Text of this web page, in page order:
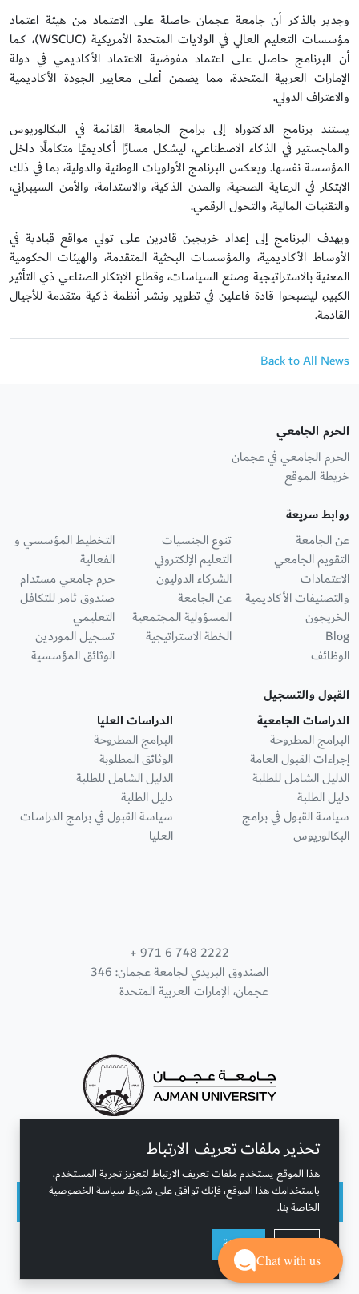
وجدير بالذكر أن جامعة عجمان حاصلة على الاعتماد من هيئة اعتماد
مؤسسات التعليم العالي في الولايات المتحدة الأمريكية (WSCUC)، كما
أن البرنامج حاصل على اعتماد مفوضية الاعتماد الأكاديمي في دولة
الإمارات العربية المتحدة، مما يضمن أعلى معايير الجودة الأكاديمية
والاعتراف الدولي.
يستند برنامج الدكتوراه إلى برامج الجامعة القائمة في البكالوريوس
والماجستير في الذكاء الاصطناعي، ليشكل مسارًا أكاديميًا متكاملًا داخل
المؤسسة نفسها. ويعكس البرنامج الأولويات الوطنية والدولية، بما في ذلك
الابتكار في الرعاية الصحية، والمدن الذكية، والاستدامة، والأمن السيبراني،
والتقنيات المالية، والتحول الرقمي.
ويهدف البرنامج إلى إعداد خريجين قادرين على تولي مواقع قيادية في
الأوساط الأكاديمية، والمؤسسات البحثية المتقدمة، والهيئات الحكومية
المعنية بالاستراتيجية وصنع السياسات، وقطاع الابتكار الصناعي ذي التأثير
الكبير، ليصبحوا قادة فاعلين في تطوير ونشر أنظمة ذكية متقدمة للأجيال
القادمة.
Back to All News
تحذير ملفات تعريف الارتباط
هذا الموقع يستخدم ملفات تعريف الارتباط لتعزيز تجربة المستخدم.
باستخدامك هذا الموقع، فإنك توافق على شروط سياسة الخصوصية
الخاصة بنا.
رفض موافقة
الحرم الجامعي
الحرم الجامعي في عجمان
خريطة الموقع
روابط سريعة
عن الجامعة
التقويم الجامعي
الاعتمادات
والتصنيفات الأكاديمية
الخريجون
Blog
الوظائف
تنوع الجنسيات
التعليم الإلكتروني
الشركاء الدوليون
عن الجامعة
المسؤولية المجتمعية
الخطة الاستراتيجية
التخطيط المؤسسي و
الفعالية
حرم جامعي مستدام
صندوق ثامر للتكافل
التعليمي
تسجيل الموردين
الوثائق المؤسسية
القبول والتسجيل
الدراسات الجامعية
البرامج المطروحة
إجراءات القبول العامة
الدليل الشامل للطلبة
دليل الطلبة
سياسة القبول في برامج
البكالوريوس
الدراسات العليا
البرامج المطروحة
الوثائق المطلوبة
الدليل الشامل للطلبة
دليل الطلبة
سياسة القبول في برامج الدراسات
العليا
+ 971 6 748 2222
الصندوق البريدي لجامعة عجمان: 346
عجمان، الإمارات العربية المتحدة
تواصل معنا
حقوق النشر محفوظة © جامعة عجمان 2001 - 2026
التحديث الأخير - أغسطس 04, 2026Chat with us